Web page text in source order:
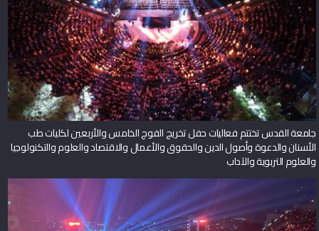
جامعة القدس تختتم فعاليات حفل تخريج الفوج الخامس والأربعين لكليات طب
الأسنان والدعوة وأصول الدين والحقوق والأعمال والاقتصاد والعلوم والتكنولوجيا
والعلوم التربوية والآداب